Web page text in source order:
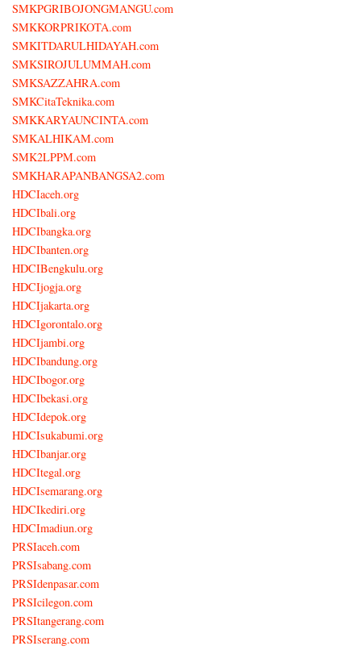
SMKPGRIBOJONGMANGU.com
SMKKORPRIKOTA.com
SMKITDARULHIDAYAH.com
SMKSIROJULUMMAH.com
SMKSAZZAHRA.com
SMKCitaTeknika.com
SMKKARYAUNCINTA.com
SMKALHIKAM.com
SMK2LPPM.com
SMKHARAPANBANGSA2.com
HDCIaceh.org
HDCIbali.org
HDCIbangka.org
HDCIbanten.org
HDCIBengkulu.org
HDCIjogja.org
HDCIjakarta.org
HDCIgorontalo.org
HDCIjambi.org
HDCIbandung.org
HDCIbogor.org
HDCIbekasi.org
HDCIdepok.org
HDCIsukabumi.org
HDCIbanjar.org
HDCItegal.org
HDCIsemarang.org
HDCIkediri.org
HDCImadiun.org
PRSIaceh.com
PRSIsabang.com
PRSIdenpasar.com
PRSIcilegon.com
PRSItangerang.com
PRSIserang.com